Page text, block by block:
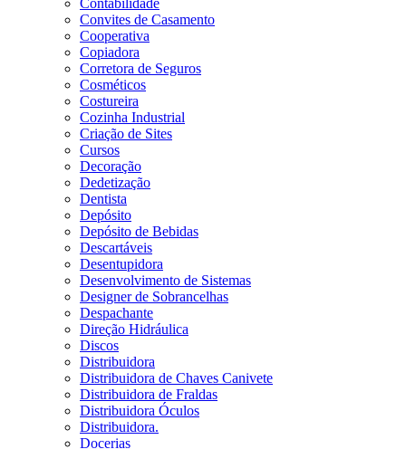
Contabilidade
Convites de Casamento
Cooperativa
Copiadora
Corretora de Seguros
Cosméticos
Costureira
Cozinha Industrial
Criação de Sites
Cursos
Decoração
Dedetização
Dentista
Depósito
Depósito de Bebidas
Descartáveis
Desentupidora
Desenvolvimento de Sistemas
Designer de Sobrancelhas
Despachante
Direção Hidráulica
Discos
Distribuidora
Distribuidora de Chaves Canivete
Distribuidora de Fraldas
Distribuidora Óculos
Distribuidora.
Docerias